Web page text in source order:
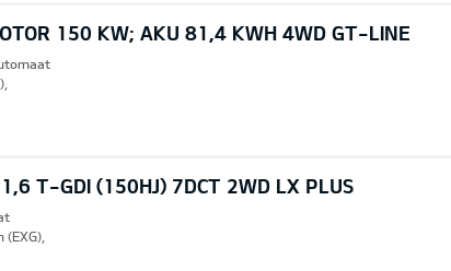
150 KW; AKU 81,4 KWH 4WD GT-LINE
1,6 T-GDI (150HJ) 7DCT 2WD LX PLUS